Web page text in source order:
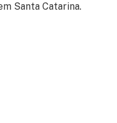
Santa Catarina.